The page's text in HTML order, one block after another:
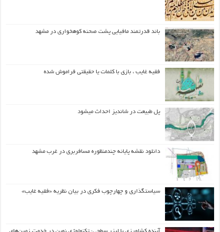
باند قدرتمند مافیایی پشت صحنه کوهخواری در مشهد
فقیه غایب ، بازی با کلمات یا حقیقتی فراموش شده
پل طبیعت در شاندیز احداث میشود
دانلود نقشه پایانه چندمنظوره مسافربری در غرب مشهد
سیاستگذاری و چهارچوب فکری در بیان نظریه «فقیه غایب»